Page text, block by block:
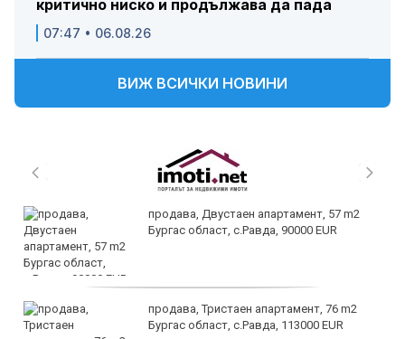
критично ниско и продължава да пада
07:47 • 06.08.26
ВИЖ ВСИЧКИ НОВИНИ
продава, Двустаен апартамент, 57 m2
Бургас област, с.Равда, 90000 EUR
продава, Тристаен апартамент, 76 m2
Бургас област, с.Равда, 113000 EUR